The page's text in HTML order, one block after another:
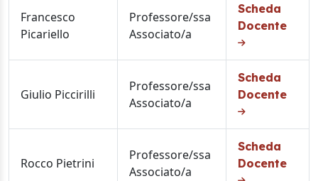
Francesco
Picariello
Professore/ssa
Associato/a
Scheda
Docente
Giulio Piccirilli
Professore/ssa
Associato/a
Scheda
Docente
Rocco Pietrini
Professore/ssa
Associato/a
Scheda
Docente